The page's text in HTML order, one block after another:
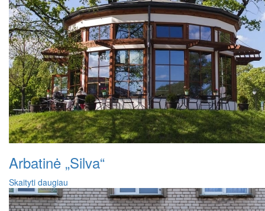
Arbatinė „Silva“
Skaityti daugiau